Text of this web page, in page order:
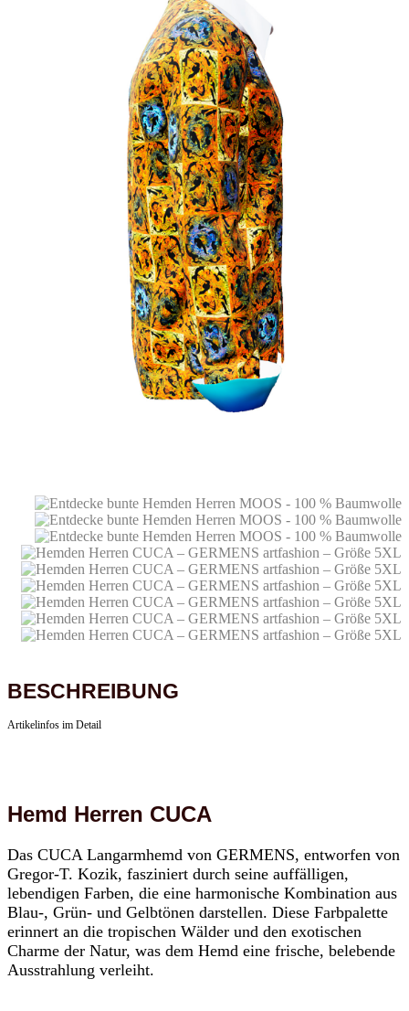
BESCHREIBUNG
Artikelinfos im Detail
Hemd Herren CUCA
Das CUCA Langarmhemd von GERMENS, entworfen von
Gregor-T. Kozik, fasziniert durch seine auffälligen,
lebendigen Farben, die eine harmonische Kombination aus
Blau-, Grün- und Gelbtönen darstellen. Diese Farbpalette
erinnert an die tropischen Wälder und den exotischen
Charme der Natur, was dem Hemd eine frische, belebende
Ausstrahlung verleiht.